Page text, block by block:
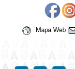
Mapa Web